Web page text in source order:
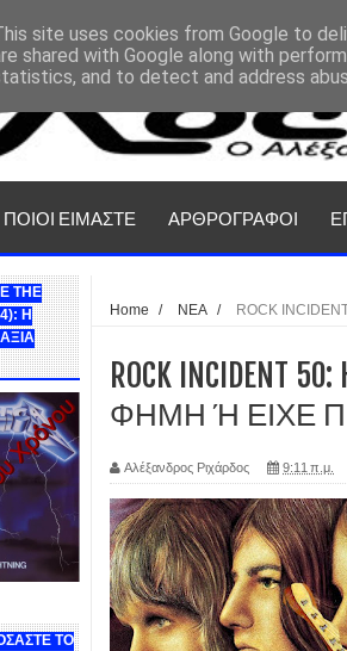
ΠΟΙΟΙ ΕΙΜΑΣΤΕ ΑΡΘΡΟΓΡΑΦΟΙ
THE
Η
ΤΟ
Home / ΝΕΑ / ROCK
ROCK INCIDENT 50:
ΦΗΜΗ Ή ΕΙΧΕ
Αλέξανδρος Ριχάρδος 9:11 π.μ.
site uses cookies from Google to
shared with Google along with
and to detect and address